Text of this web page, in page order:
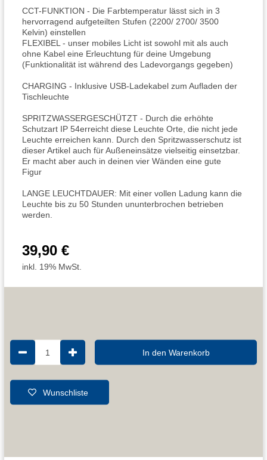
CCT-FUNKTION - Die Farbtemperatur lässt sich in 3
hervorragend aufgeteilten Stufen (2200/ 2700/ 3500
Kelvin) einstellen
FLEXIBEL - unser mobiles Licht ist sowohl mit als auch
ohne Kabel eine Erleuchtung für deine Umgebung
(Funktionalität ist während des Ladevorgangs gegeben)
CHARGING - Inklusive USB-Ladekabel zum Aufladen der
Tischleuchte
SPRITZWASSERGESCHÜTZT - Durch die erhöhte
Schutzart IP 54erreicht diese Leuchte Orte, die nicht jede
Leuchte erreichen kann. Durch den Spritzwasserschutz ist
dieser Artikel auch für Außeneinsätze vielseitig einsetzbar.
Er macht aber auch in deinen vier Wänden eine gute
Figur
LANGE LEUCHTDAUER: Mit einer vollen Ladung kann die
Leuchte bis zu 50 Stunden ununterbrochen betrieben
werden.
39,90 €
inkl. 19% MwSt.
1 In den Warenkorb
Wunschliste